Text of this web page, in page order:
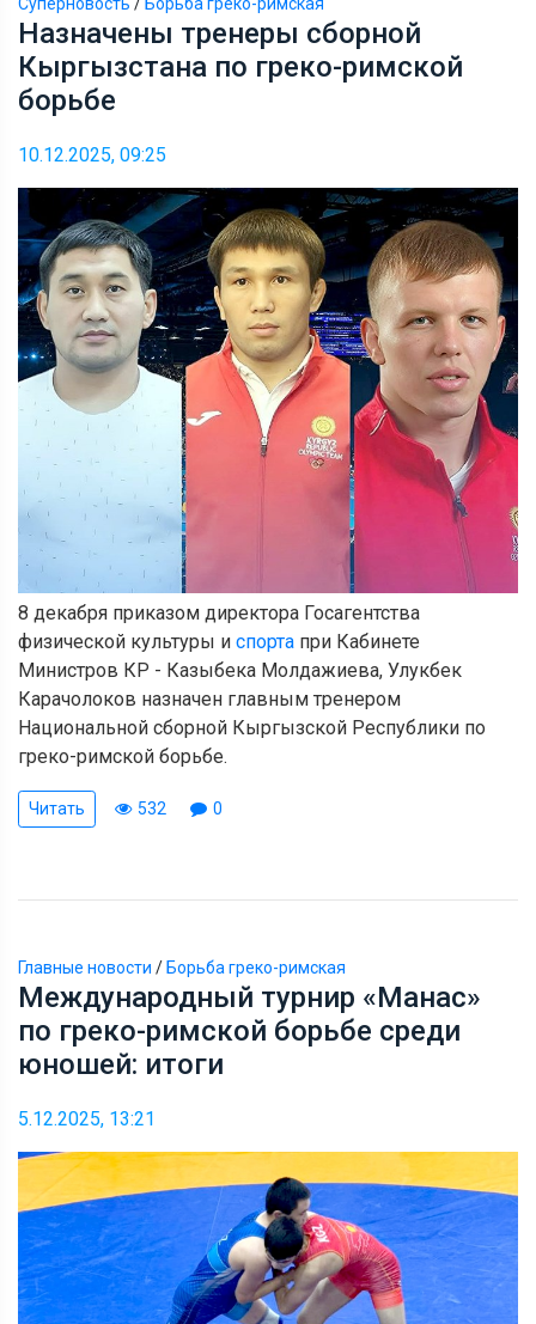
Назначены тренеры сборной
Кыргызстана по греко-римской
борьбе
10.12.2025, 09:25
8 декабря приказом директора Госагентства
физической культуры и спорта при Кабинете
Министров КР - Казыбека Молдажиева, Улукбек
Карачолоков назначен главным тренером
Национальной сборной Кыргызской Республики по
греко-римской борьбе.
Читать 532 0
Главные новости /Борьба греко-римская
Международный турнир «Манас»
по греко-римской борьбе среди
юношей: итоги
5.12.2025, 13:21